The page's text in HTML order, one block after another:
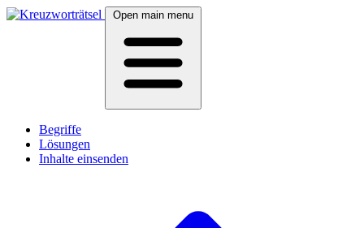
Open main menu
Begriffe
Lösungen
Inhalte einsenden